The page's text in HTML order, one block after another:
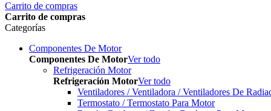
Carrito de compras
Carrito de compras
Categorías
Componentes De Motor
Componentes De MotorVer todo
Refrigeración Motor
Refrigeración MotorVer todo
Ventiladores / Ventiladora / Ventiladores De
Termostato / Termostato Para Motor